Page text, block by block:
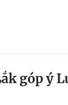
góp ý